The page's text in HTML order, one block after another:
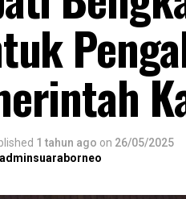
1 tahun ago on 26/05/2025
adminsuaraborneo